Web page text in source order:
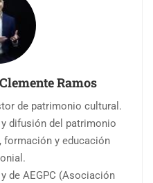
Ramos
de patrimonio cultural.
difusión del patrimonio
y educación
de AEGPC (Asociación